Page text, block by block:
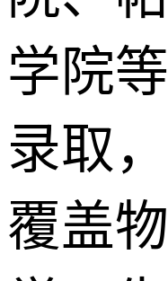
学院
录取
覆盖